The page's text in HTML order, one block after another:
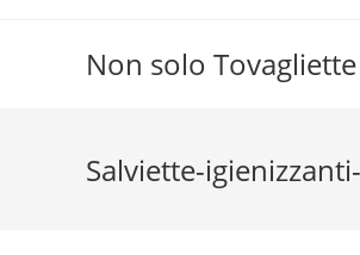
Non solo
Salviette-